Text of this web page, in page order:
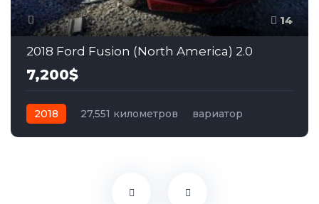
14
2018 Ford Fusion (North America) 2.0
7,200$
2018 27,551 километров
вариатор